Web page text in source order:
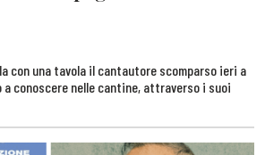
una tavola il cantautore scomparso ieri a
a conoscere nelle cantine, attraverso i suoi